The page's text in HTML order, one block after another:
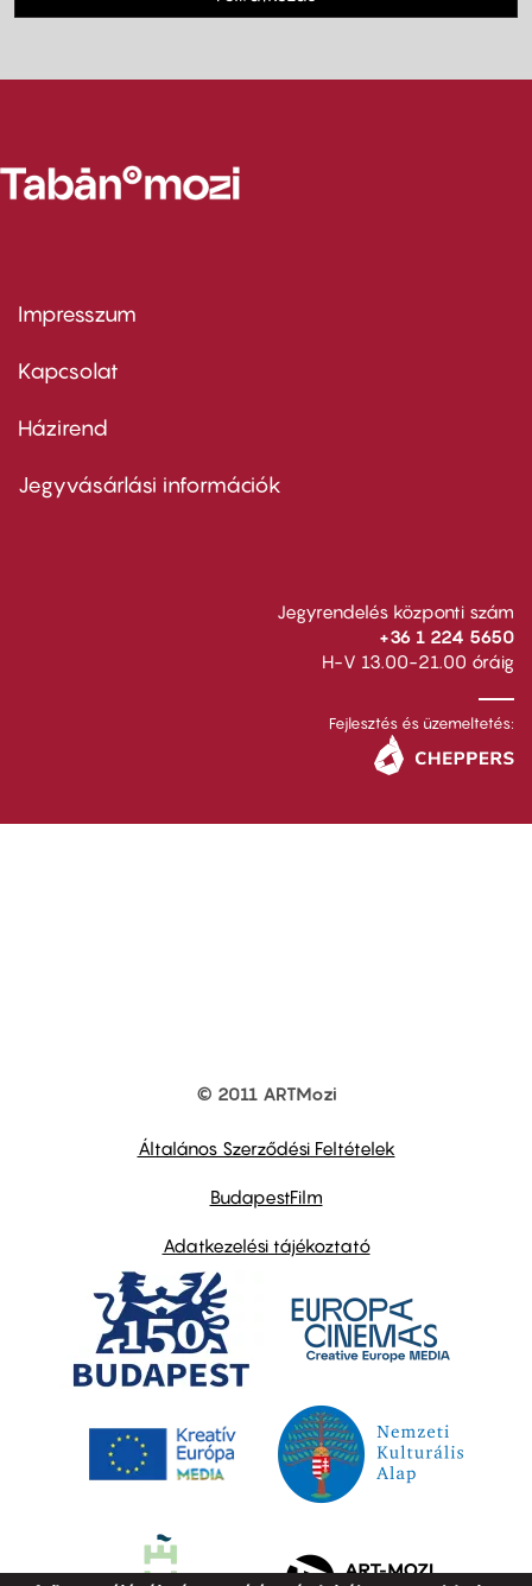
Footer
first
Impresszum
Kapcsolat
Footer
second
Házirend
Jegyvásárlási információk
Jegyrendelés központi szám
+36 1 224 5650
H-V 13.00-21.00 óráig
Fejlesztés és üzemeltetés:
© 2011 ARTMozi
Általános Szerződési Feltételek
BudapestFilm
Adatkezelési tájékoztató